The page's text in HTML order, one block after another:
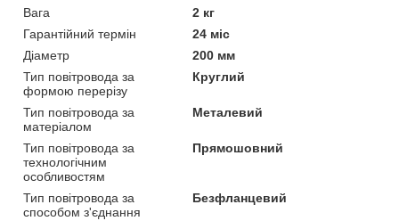
Вага
2 кг
Гарантійний термін
24 міс
Діаметр
200 мм
Тип повітровода за
формою перерізу
Круглий
Тип повітровода за
матеріалом
Металевий
Тип повітровода за
технологічним
особливостям
Прямошовний
Тип повітровода за
способом з'єднання
Безфланцевий